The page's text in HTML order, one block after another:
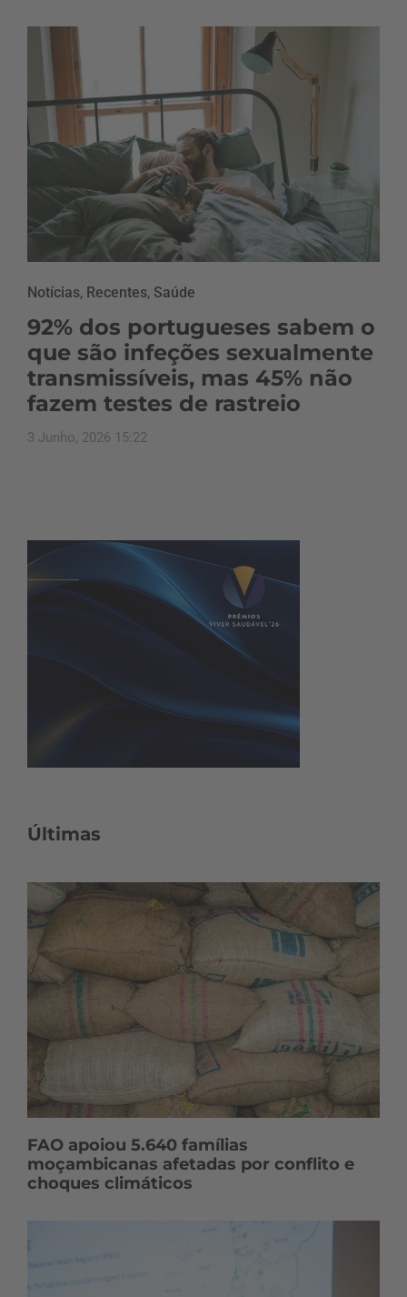
Notícias, Recentes, Saúde
92% dos portugueses sabem o
que são infeções sexualmente
transmissíveis, mas 45% não
fazem testes de rastreio
3 Junho, 2026 15:22
Últimas
FAO apoiou 5.640 famílias
moçambicanas afetadas por conflito e
choques climáticos